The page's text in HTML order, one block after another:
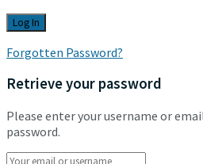
Forgotten Password?
Retrieve your password
Please enter your username or
password.